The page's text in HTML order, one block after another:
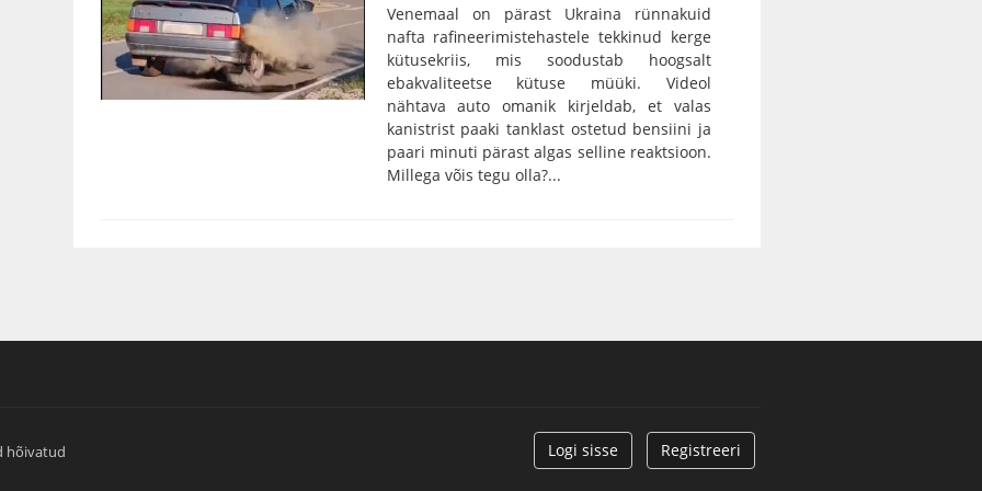
Venemaal on pärast Ukraina rünnakuid
nafta rafineerimistehastele tekkinud kerge
kütusekriis, mis soodustab hoogsalt
ebakvaliteetse kütuse müüki. Videol
nähtava auto omanik kirjeldab, et valas
kanistrist paaki tanklast ostetud bensiini ja
paari minuti pärast algas selline reaktsioon.
Millega võis tegu olla?...
hõivatud Logi sisse Registreeri